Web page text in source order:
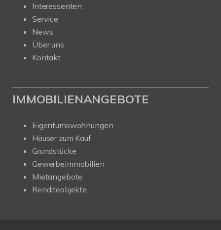
Interessenten
Service
News
Über uns
Kontakt
IMMOBILIENANGEBOTE
Eigentumswohnungen
Häuser zum Kauf
Grundstücke
Gewerbeimmobilien
Mietangebote
Renditeobjekte